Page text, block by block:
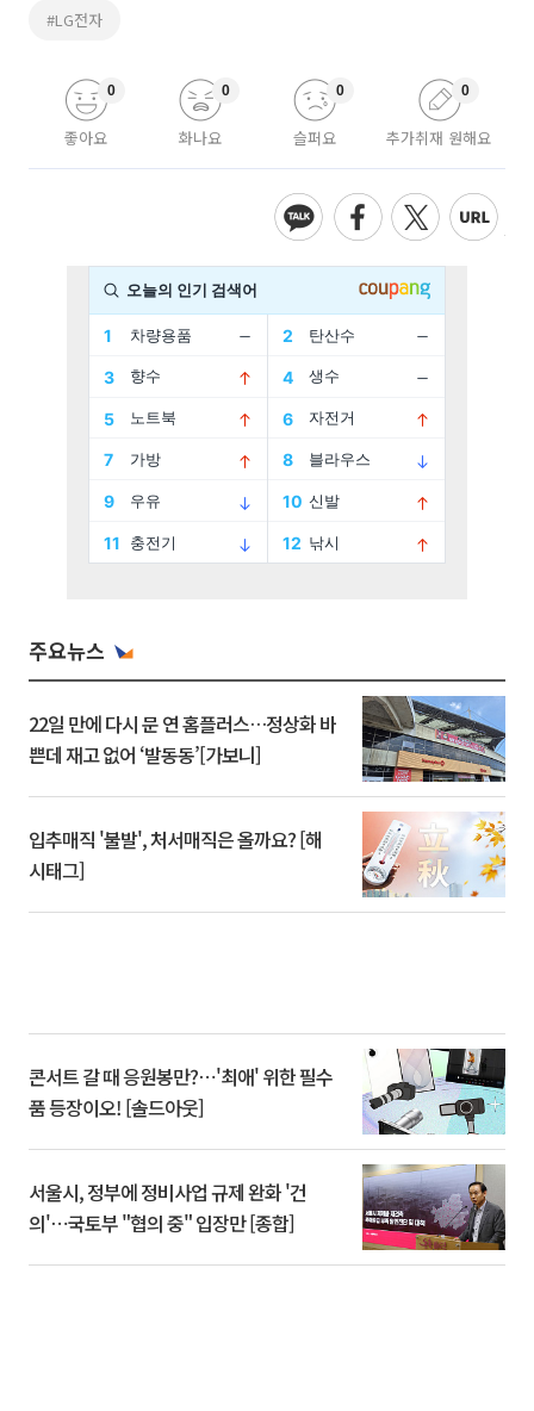
#LG전자
좋아요
0
화나요
0
슬퍼요
0
추가취재 원해요
0
주요뉴스
22일 만에 다시 문 연 홈플러스…정상화 바
쁜데 재고 없어 ‘발동동’[가보니]
입추매직 '불발', 처서매직은 올까요? [해
시태그]
콘서트 갈 때 응원봉만?⋯'최애' 위한 필수
품 등장이오! [솔드아웃]
서울시, 정부에 정비사업 규제 완화 '건
의'⋯국토부 "협의 중" 입장만 [종합]